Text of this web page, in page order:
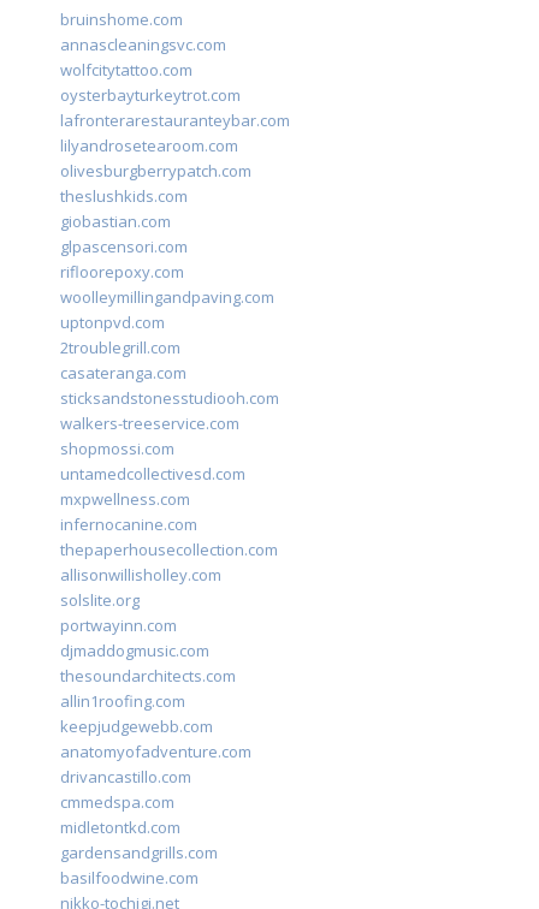
bruinshome.com
annascleaningsvc.com
wolfcitytattoo.com
oysterbayturkeytrot.com
lafronterarestauranteybar.com
lilyandrosetearoom.com
olivesburgberrypatch.com
theslushkids.com
giobastian.com
glpascensori.com
rifloorepoxy.com
woolleymillingandpaving.com
uptonpvd.com
2troublegrill.com
casateranga.com
sticksandstonesstudiooh.com
walkers-treeservice.com
shopmossi.com
untamedcollectivesd.com
mxpwellness.com
infernocanine.com
thepaperhousecollection.com
allisonwillisholley.com
solslite.org
portwayinn.com
djmaddogmusic.com
thesoundarchitects.com
allin1roofing.com
keepjudgewebb.com
anatomyofadventure.com
drivancastillo.com
cmmedspa.com
midletontkd.com
gardensandgrills.com
basilfoodwine.com
nikko-tochigi.net